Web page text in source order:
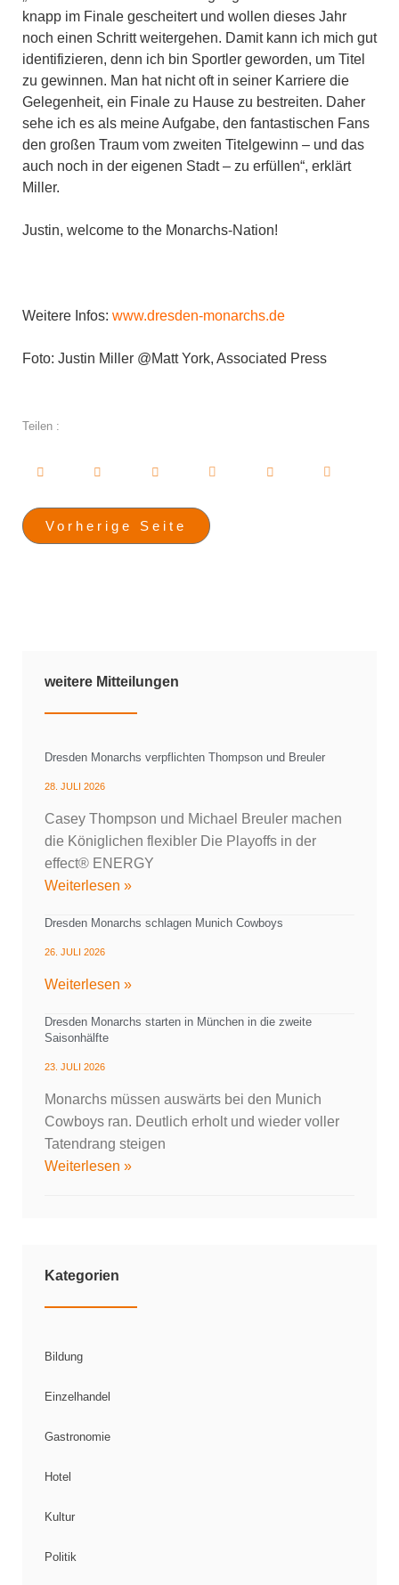
knapp im Finale gescheitert und wollen dieses Jahr
noch einen Schritt weitergehen. Damit kann ich mich gut
identifizieren, denn ich bin Sportler geworden, um Titel
zu gewinnen. Man hat nicht oft in seiner Karriere die
Gelegenheit, ein Finale zu Hause zu bestreiten. Daher
sehe ich es als meine Aufgabe, den fantastischen Fans
den großen Traum vom zweiten Titelgewinn – und das
auch noch in der eigenen Stadt – zu erfüllen“, erklärt
Miller.
Justin, welcome to the Monarchs-Nation!
Weitere Infos: www.dresden-monarchs.de
Foto: Justin Miller @Matt York, Associated Press
Teilen :
Vorherige Seite
weitere Mitteilungen
Dresden Monarchs verpflichten Thompson und Breuler
28. JULI 2026
Casey Thompson und Michael Breuler machen
die Königlichen flexibler Die Playoffs in der
effect® ENERGY
Weiterlesen »
Dresden Monarchs schlagen Munich Cowboys
26. JULI 2026
Weiterlesen »
Dresden Monarchs starten in München in die zweite
Saisonhälfte
23. JULI 2026
Monarchs müssen auswärts bei den Munich
Cowboys ran. Deutlich erholt und wieder voller
Tatendrang steigen
Weiterlesen »
Kategorien
Bildung
Einzelhandel
Gastronomie
Hotel
Kultur
Politik